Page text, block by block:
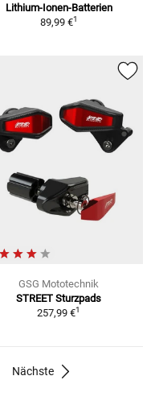
Lithium-Ionen-Batterien
89,99 €1
GSG Mototechnik
STREET Sturzpads
257,99 €1
Nächste